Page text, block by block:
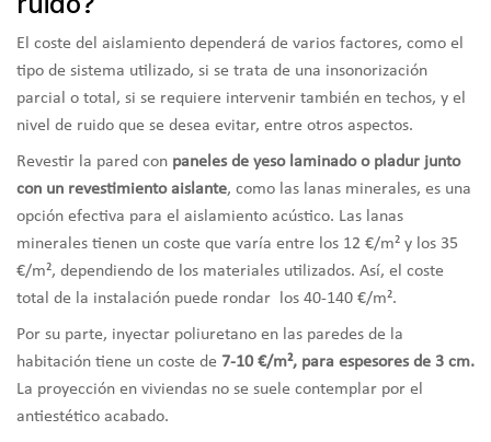
El coste del aislamiento dependerá de varios factores, como el
tipo de sistema utilizado, si se trata de una insonorización
parcial o total, si se requiere intervenir también en techos, y el
nivel de ruido que se desea evitar, entre otros aspectos.
Revestir la pared con paneles de yeso laminado o pladur junto
con un revestimiento aislante, como las lanas minerales, es una
opción efectiva para el aislamiento acústico. Las lanas
minerales tienen un coste que varía entre los 12 €/m² y los 35
€/m², dependiendo de los materiales utilizados. Así, el coste
total de la instalación puede rondar los 40-140 €/m².
Por su parte, inyectar poliuretano en las paredes de la
habitación tiene un coste de 7-10 €/m², para espesores de 3 cm.
La proyección en viviendas no se suele contemplar por el
antiestético acabado.